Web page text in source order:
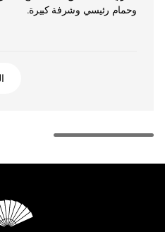
وحمام رئيسي وشرفة كبيرة.